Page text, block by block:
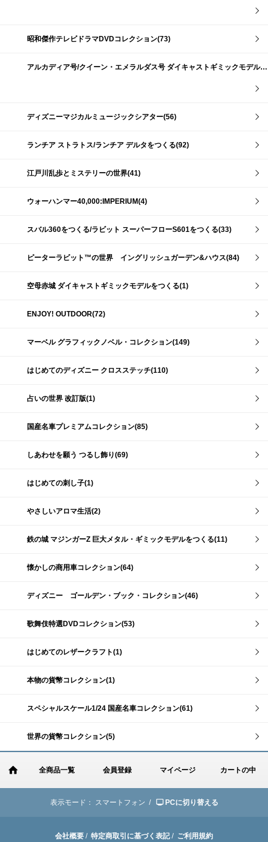
昭和傑作テレビドラマDVDコレクション(73)
アルカディア号/クイーン・エメラルダス号 ダイキャストギミックモデルをつくる(159)
ディズニーマジカルミュージックシアター(56)
ランチア ストラトス/ランチア デルタをつくる(92)
江戸川乱歩とミステリーの世界(41)
ウォーハンマー40,000:IMPERIUM(4)
スバル360をつくる/ラビット スーパーフローS601をつくる(33)
ピーターラビット™の世界 イングリッシュガーデン&ハウス(84)
空母赤城 ダイキャストギミックモデルをつくる(1)
ENJOY! OUTDOOR(72)
マーベル グラフィックノベル・コレクション(149)
はじめてのディズニー クロスステッチ(110)
占いの世界 改訂版(1)
国産名車プレミアムコレクション(85)
しあわせを願う つるし飾り(69)
はじめての刺し子(1)
やさしいアロマ生活(2)
鉄の城 マジンガーZ 巨大メタル・ギミックモデルをつくる(11)
懐かしの商用車コレクション(64)
ディズニー ゴールデン・ブック・コレクション(46)
歌舞伎特選DVDコレクション(53)
はじめてのレザークラフト(1)
本物の貨幣コレクション(1)
スペシャルスケール1/24 国産名車コレクション(61)
世界の貨幣コレクション(5)
全商品一覧 会員登録 マイページ カートの中
表示モード： スマートフォン / PCに切り替える
会社概要 / 特定商取引に基づく表記/ ご利用規約